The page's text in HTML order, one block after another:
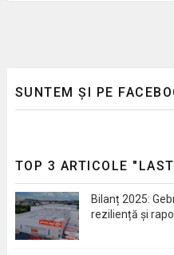
SUNTEM ȘI PE
TOP 3 ARTICOLE
Bilanț 2025:
reziliență și